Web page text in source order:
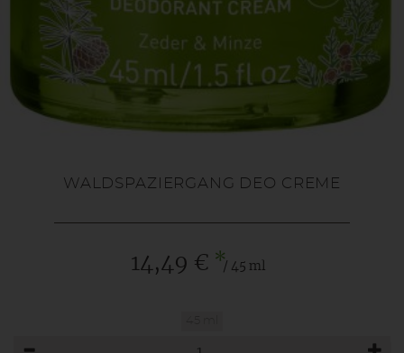
WALDSPAZIERGANG DEO CREME
14,49 € */ 45 ml